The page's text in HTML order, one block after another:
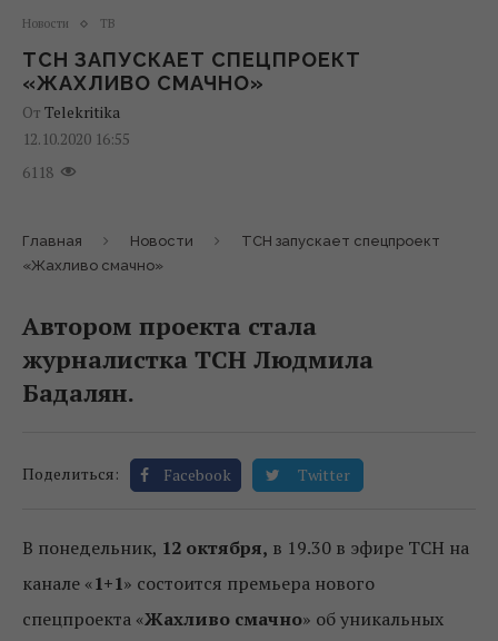
Новости ТВ
ТСН ЗАПУСКАЕТ СПЕЦПРОЕКТ
«ЖАХЛИВО СМАЧНО»
От Telekritika
12.10.2020 16:55
6118
Главная Новости
ТСН запускает спецпроект
«Жахливо смачно»
Автором проекта стала
журналистка ТСН Людмила
Бадалян.
Поделиться: Facebook Twitter
В понедельник, 12 октября, в 19.30 в эфире ТСН на
канале «1+1» состоится премьера нового
спецпроекта «Жахливо смачно» об уникальных